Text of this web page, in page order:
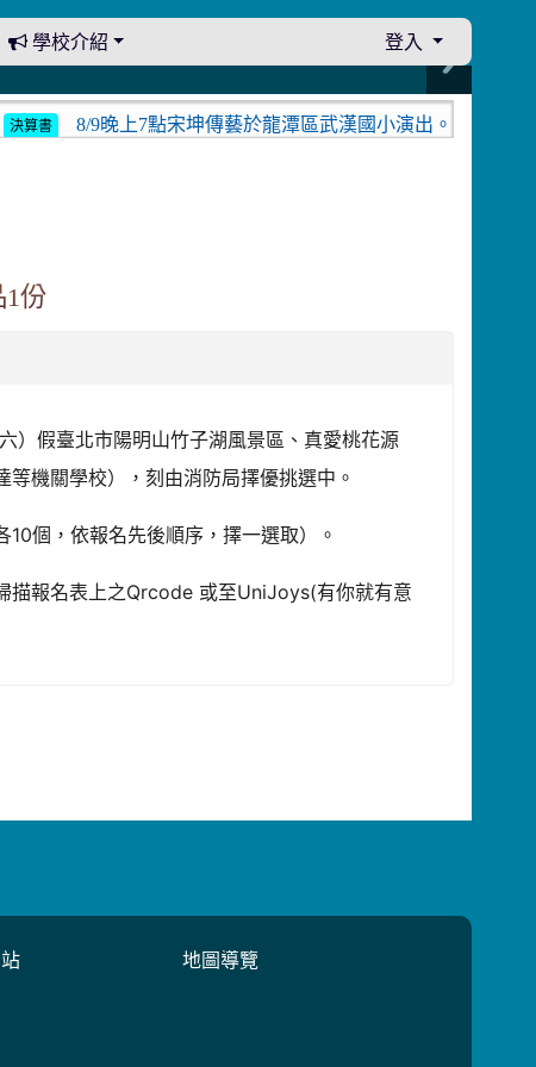
學校介紹
登入
書 8/9晚上7點宋坤傳藝於龍潭區武漢國小演出。中壢光影
1份
）假臺北市陽明山竹子湖風景區、真愛桃花源
機關學校），刻由消防局擇優挑選中。
個，依報名先後順序，擇一選取）。
描報名表上之Qrcode 或至UniJoys(有你就有意
地圖導覽